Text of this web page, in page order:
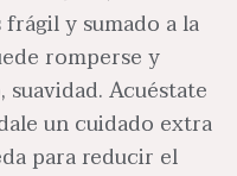
y sumado a la
romperse y
Acuéstate
un cuidado extra
para reducir el